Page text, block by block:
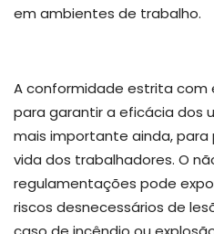
em ambientes de trabalho.
A conformidade estrita com
para garantir a eficácia dos
mais importante ainda,
vida dos trabalhadores. O
regulamentações pode
riscos desnecessários de